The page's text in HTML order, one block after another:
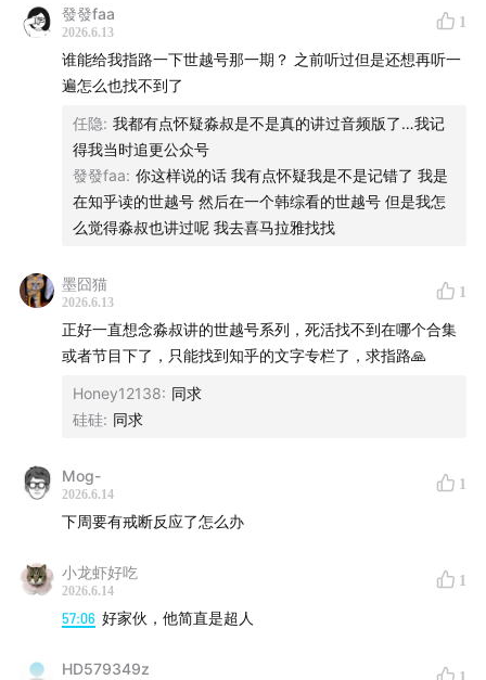
發發faa
2026.6.13
1
谁能给我指路一下世越号那一期？ 之前听过但是还想再听一
遍怎么也找不到了
任隐: 我都有点怀疑淼叔是不是真的讲过音频版了…我记
得我当时追更公众号
發發faa: 你这样说的话 我有点怀疑我是不是记错了 我是
在知乎读的世越号 然后在一个韩综看的世越号 但是我怎
么觉得淼叔也讲过呢 我去喜马拉雅找找
墨囧猫
2026.6.13
1
正好一直想念淼叔讲的世越号系列，死活找不到在哪个合集
或者节目下了，只能找到知乎的文字专栏了，求指路🙏
Honey12138: 同求
硅硅: 同求
Mog-
2026.6.14
1
下周要有戒断反应了怎么办
小龙虾好吃
2026.6.14
1
57:06 好家伙，他简直是超人
HD579349z 1